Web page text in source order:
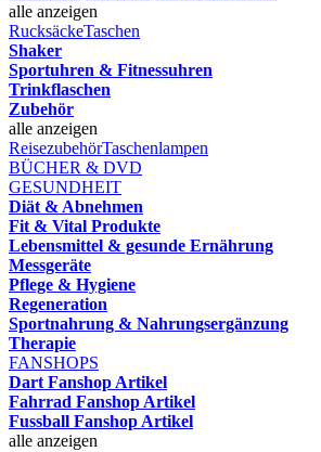
alle anzeigen
RucksäckeTaschen
Shaker
Sportuhren & Fitnessuhren
Trinkflaschen
Zubehör
alle anzeigen
ReisezubehörTaschenlampen
BÜCHER & DVD
GESUNDHEIT
Diät & Abnehmen
Fit & Vital Produkte
Lebensmittel & gesunde Ernährung
Messgeräte
Pflege & Hygiene
Regeneration
Sportnahrung & Nahrungsergänzung
Therapie
FANSHOPS
Dart Fanshop Artikel
Fahrrad Fanshop Artikel
Fussball Fanshop Artikel
alle anzeigen